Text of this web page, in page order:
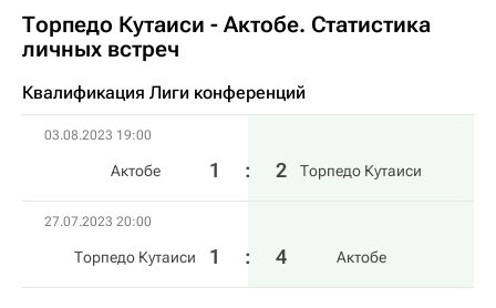
Торпедо Кутаиси - Актобе. Статистика
личных встреч
Квалификация Лиги конференций
03.08.2023 19:00
Актобе 1 : 2 Торпедо Кутаиси
27.07.2023 20:00
Торпедо Кутаиси 1 : 4 Актобе